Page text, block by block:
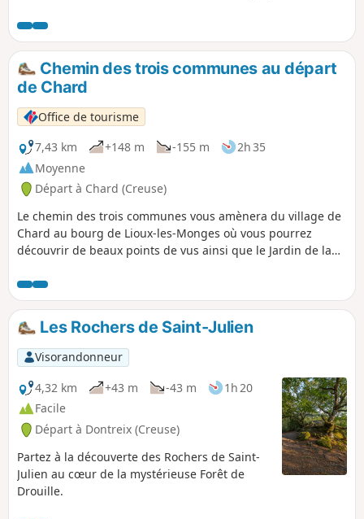
Chemin des trois communes au départ
de Chard
Office de tourisme
7,43 km
+148 m -155 m
2h 35
Moyenne
Départ à Chard (Creuse)
Le chemin des trois communes vous amènera du village de
Chard au bourg de Lioux-les-Monges où vous pourrez
découvrir de beaux points de vus ainsi que le Jardin de la
commune de Châtelard. Fiche randonnée à récupérer au
bureau d'accueil touristique d'Auzances (Place du Marché).
Les Rochers de Saint-Julien
Visorandonneur
4,32 km
+43 m -43 m
1h 20
Facile
Départ à Dontreix (Creuse)
Partez à la découverte des Rochers de Saint-
Julien au cœur de la mystérieuse Forêt de
Drouille.